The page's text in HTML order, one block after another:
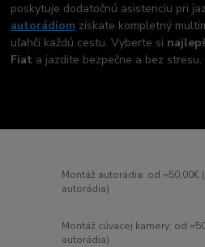
poskytuje dodatočnú asistenciu pri
autorádiom získate kompletný
uľahčí každú cestu. Vyberte si
Fiat a jazdite bezpečne a bez stresu.
Montáž autorádia: od
autorádia)
Montáž cúvacej kamery: od
autorádia)